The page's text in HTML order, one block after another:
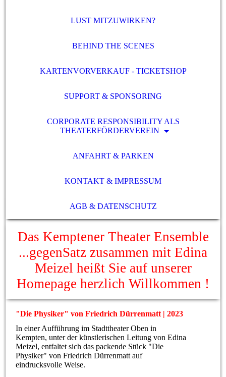
LUST MITZUWIRKEN?
BEHIND THE SCENES
KARTENVORVERKAUF - TICKETSHOP
SUPPORT & SPONSORING
CORPORATE RESPONSIBILITY ALS
THEATERFÖRDERVEREIN
ANFAHRT & PARKEN
KONTAKT & IMPRESSUM
AGB & DATENSCHUTZ
Das Kemptener Theater Ensemble
...gegenSatz zusammen mit Edina
Meizel heißt Sie auf unserer
Homepage herzlich Willkommen !
"Die Physiker" von Friedrich Dürrenmatt | 2023
In einer Aufführung im Stadttheater Oben in
Kempten, unter der künstlerischen Leitung von Edina
Meizel, entfaltet sich das packende Stück "Die
Physiker" von Friedrich Dürrenmatt auf
eindrucksvolle Weise.